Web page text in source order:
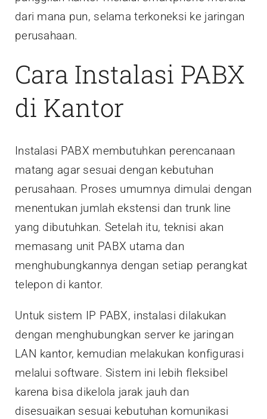
dari mana pun, selama terkoneksi ke jaringan
perusahaan.
Cara Instalasi PABX
di Kantor
Instalasi PABX membutuhkan perencanaan
matang agar sesuai dengan kebutuhan
perusahaan. Proses umumnya dimulai dengan
menentukan jumlah ekstensi dan trunk line
yang dibutuhkan. Setelah itu, teknisi akan
memasang unit PABX utama dan
menghubungkannya dengan setiap perangkat
telepon di kantor.
Untuk sistem IP PABX, instalasi dilakukan
dengan menghubungkan server ke jaringan
LAN kantor, kemudian melakukan konfigurasi
melalui software. Sistem ini lebih fleksibel
karena bisa dikelola jarak jauh dan
disesuaikan sesuai kebutuhan komunikasi